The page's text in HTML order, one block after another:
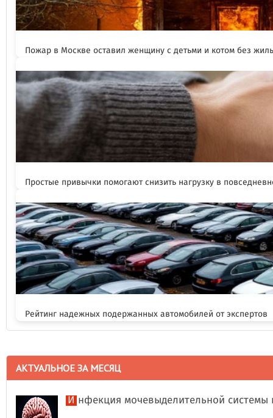
Пожар в Москве оставил женщину с детьми и котом без
Простые привычки помогают снизить нагрузку в
Рейтинг надежных подержанных автомобилей от экспертов
АКТУАЛЬНОЕ ЗА МЕСЯЦ
Инфекция мочевыделительной